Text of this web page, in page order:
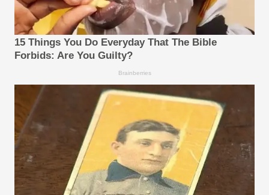
15 Things You Do Everyday That The Bible
Forbids: Are You Guilty?
Brainberries